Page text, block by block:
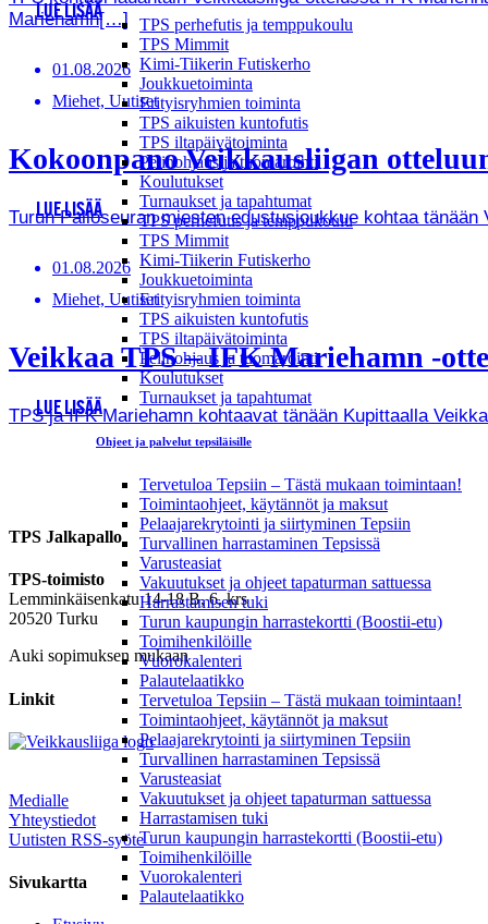
TPS perhefutis ja temppukoulu
TPS Mimmit
Kimi-Tiikerin Futiskerho
Joukkuetoiminta
Erityisryhmien toiminta
TPS aikuisten kuntofutis
TPS iltapäivätoiminta
Pelinohjaus ja tuomarointi
Koulutukset
Turnaukset ja tapahtumat
TPS perhefutis ja temppukoulu
TPS Mimmit
Kimi-Tiikerin Futiskerho
Joukkuetoiminta
Erityisryhmien toiminta
TPS aikuisten kuntofutis
TPS iltapäivätoiminta
Pelinohjaus ja tuomarointi
Koulutukset
Turnaukset ja tapahtumat
Ohjeet ja palvelut tepsiläisille
Tervetuloa Tepsiin – Tästä mukaan toimintaan!
Toimintaohjeet, käytännöt ja maksut
Pelaajarekrytointi ja siirtyminen Tepsiin
Turvallinen harrastaminen Tepsissä
Varusteasiat
Vakuutukset ja ohjeet tapaturman sattuessa
Harrastamisen tuki
Turun kaupungin harrastekortti (Boostii-etu)
Toimihenkilöille
Vuorokalenteri
Palautelaatikko
Tervetuloa Tepsiin – Tästä mukaan toimintaan!
Toimintaohjeet, käytännöt ja maksut
Pelaajarekrytointi ja siirtyminen Tepsiin
Turvallinen harrastaminen Tepsissä
Varusteasiat
Vakuutukset ja ohjeet tapaturman sattuessa
Harrastamisen tuki
Turun kaupungin harrastekortti (Boostii-etu)
Toimihenkilöille
Vuorokalenteri
Palautelaatikko
Mariehamn[…]
LUE LISÄÄ
01.08.2026
Miehet, Uutiset
Kokoonpano Veikkausliigan
Turun Palloseuran miesten edustusjoukkue kohtaa
LUE LISÄÄ
01.08.2026
Miehet, Uutiset
Veikkaa TPS – IFK Mariehamn -
TPS ja IFK Mariehamn kohtaavat tänään Kupittaalla
LUE LISÄÄ
TPS Jalkapallo
TPS-toimisto
Lemminkäisenkatu 14-18 B, 6. krs
20520 Turku
Auki sopimuksen mukaan
Linkit
Medialle
Yhteystiedot
Uutisten RSS-syöte
Sivukartta